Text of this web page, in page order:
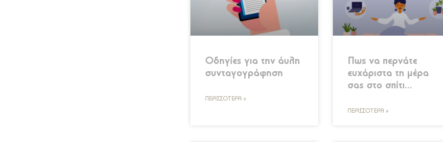
Οδηγίες για την άυλη
συνταγογράφηση
ΠΕΡΙΣΣΌΤΕΡΑ »
Πως να περνάτε
ευχάριστα τη μέρα
σας στο σπίτι…
ΠΕΡΙΣΣΌΤΕΡΑ »